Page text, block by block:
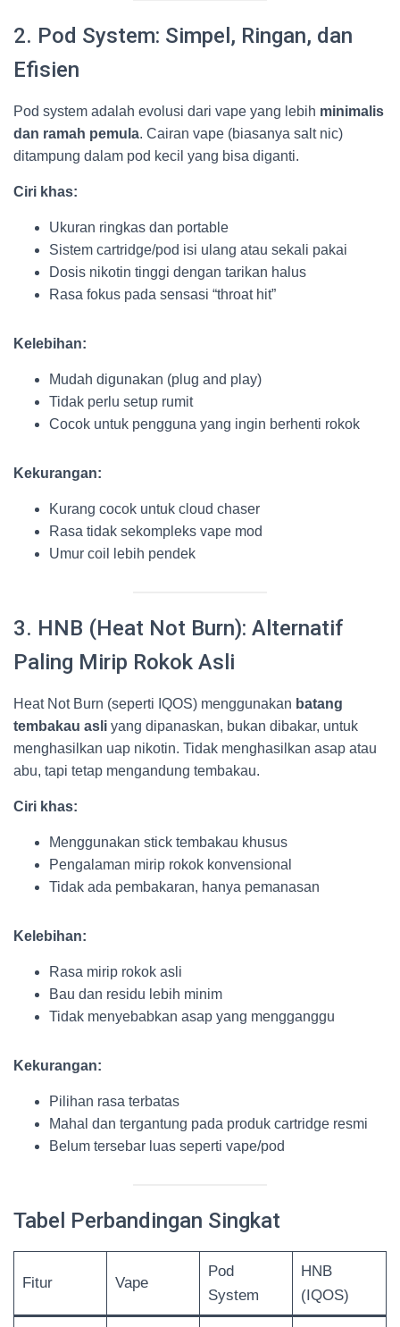
2. Pod System: Simpel, Ringan, dan
Efisien
Pod system adalah evolusi dari vape yang lebih minimalis
dan ramah pemula. Cairan vape (biasanya salt nic)
ditampung dalam pod kecil yang bisa diganti.
Ciri khas:
Ukuran ringkas dan portable
Sistem cartridge/pod isi ulang atau sekali pakai
Dosis nikotin tinggi dengan tarikan halus
Rasa fokus pada sensasi “throat hit”
Kelebihan:
Mudah digunakan (plug and play)
Tidak perlu setup rumit
Cocok untuk pengguna yang ingin berhenti rokok
Kekurangan:
Kurang cocok untuk cloud chaser
Rasa tidak sekompleks vape mod
Umur coil lebih pendek
3. HNB (Heat Not Burn): Alternatif
Paling Mirip Rokok Asli
Heat Not Burn (seperti IQOS) menggunakan batang
tembakau asli yang dipanaskan, bukan dibakar, untuk
menghasilkan uap nikotin. Tidak menghasilkan asap atau
abu, tapi tetap mengandung tembakau.
Ciri khas:
Menggunakan stick tembakau khusus
Pengalaman mirip rokok konvensional
Tidak ada pembakaran, hanya pemanasan
Kelebihan:
Rasa mirip rokok asli
Bau dan residu lebih minim
Tidak menyebabkan asap yang mengganggu
Kekurangan:
Pilihan rasa terbatas
Mahal dan tergantung pada produk cartridge resmi
Belum tersebar luas seperti vape/pod
Tabel Perbandingan Singkat
Fitur Vape
Pod
System
HNB
(IQOS)